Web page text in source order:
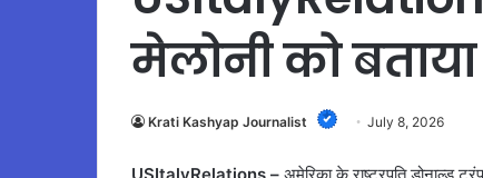
मेलोनी को
Krati Kashyap Journalist July 8, 2026